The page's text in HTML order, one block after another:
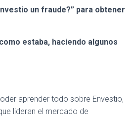
un fraude?” para obtener
estaba, haciendo algunos
aprender todo sobre Envestio,
lideran el mercado de